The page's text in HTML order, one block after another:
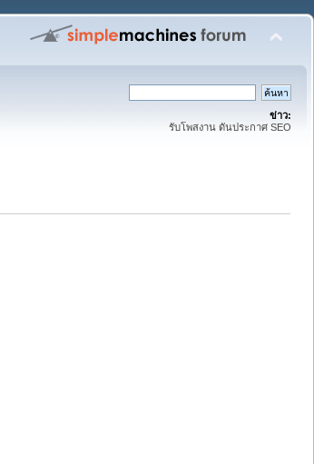
ข่าว:
รับโพสงาน ดันประกาศ SEO